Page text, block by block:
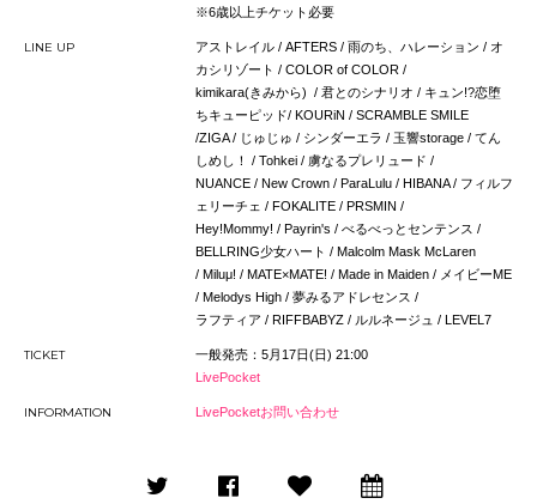
※6歳以上チケット必要
LINE UP
アストレイル / AFTERS / 雨のち、ハレーション / オ
カシリゾート / COLOR of COLOR /
kimikara(きみから) / 君とのシナリオ / キュン!?恋堕
ちキューピッド/ KOURiN / SCRAMBLE SMILE
/ZIGA / じゅじゅ / シンダーエラ / 玉響storage / てん
しめし！ / Tohkei / 虜なるプレリュード /
NUANCE / New Crown / ParaLulu / HIBANA / フィルフ
ェリーチェ / FOKALITE / PRSMIN /
Hey!Mommy! / Payrin's / べるべっとセンテンス /
BELLRING少女ハート / Malcolm Mask McLaren
/ Miluμ! / MATE×MATE! / Made in Maiden / メイビーME
/ Melodys High / 夢みるアドレセンス /
ラフティア / RIFFBABYZ / ルルネージュ / LEVEL7
TICKET
一般発売：5月17日(日) 21:00
LivePocket
INFORMATION LivePocketお問い合わせ